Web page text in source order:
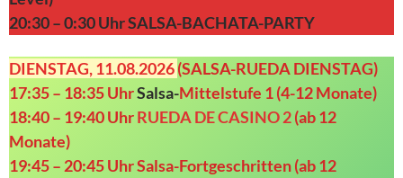
20:30 – 0:30 Uhr SALSA-BACHATA-PARTY
DIENSTAG, 11.08.2026(SALSA-RUEDA DIENSTAG)
17:35 – 18:35 UhrSalsa-Mittelstufe 1 (4-12 Monate)
18:40 – 19:40 UhrRUEDA DE CASINO 2(ab 12
Monate)
19:45 – 20:45 Uhr Salsa-Fortgeschritten (ab 12